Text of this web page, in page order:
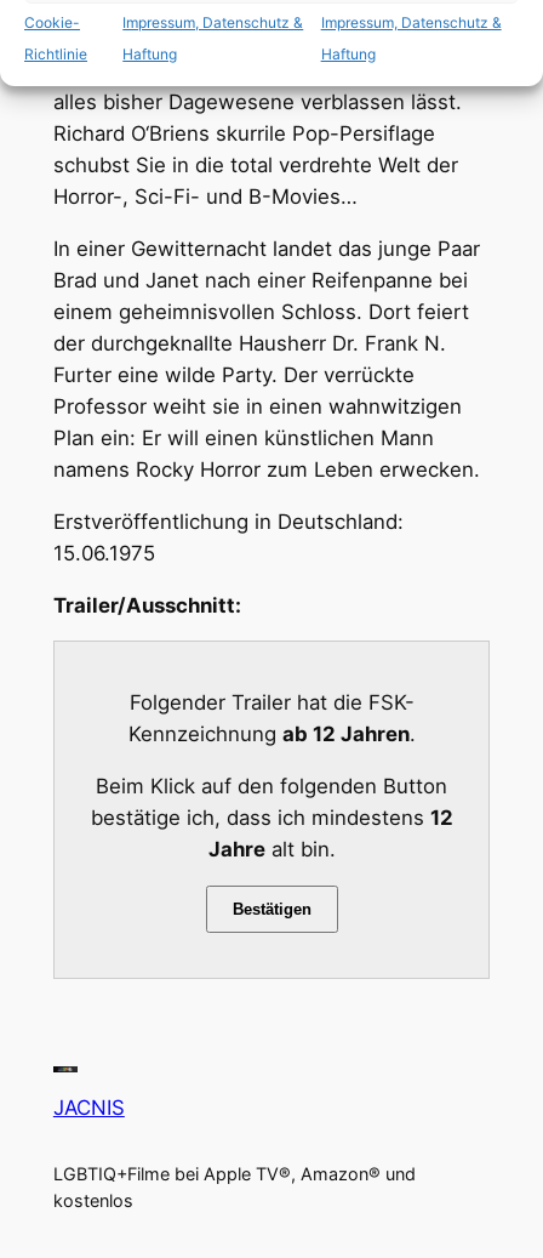
Cookie-
Richtlinie
Impressum, Datenschutz &
Haftung
Impressum, Datenschutz &
Haftung
Leinwand zu sehen war. „The Rocky Horror
Picture Show“ ist eine bizarre Komödie, die
alles bisher Dagewesene verblassen lässt.
Richard O‘Briens skurrile Pop-Persiflage
schubst Sie in die total verdrehte Welt der
Horror-, Sci-Fi- und B-Movies…
In einer Gewitternacht landet das junge Paar
Brad und Janet nach einer Reifenpanne bei
einem geheimnisvollen Schloss. Dort feiert
der durchgeknallte Hausherr Dr. Frank N.
Furter eine wilde Party. Der verrückte
Professor weiht sie in einen wahnwitzigen
Plan ein: Er will einen künstlichen Mann
namens Rocky Horror zum Leben erwecken.
Erstveröffentlichung in Deutschland:
15.06.1975
Trailer/Ausschnitt:
Folgender Trailer hat die FSK-
Kennzeichnung ab 12 Jahren.
Beim Klick auf den folgenden Button
bestätige ich, dass ich mindestens 12
Jahrealt bin.
Bestätigen
JACNIS
LGBTIQ+Filme bei Apple TV®, Amazon® und
kostenlos